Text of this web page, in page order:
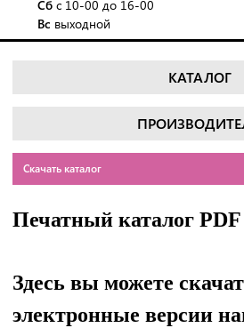
Сб с 10-00 до 16-00
Вс выходной
КАТАЛОГ
Скачать каталог
Печатный каталог PDF
Здесь вы можете
электронные версии